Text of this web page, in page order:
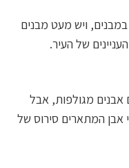
ויש מעט מבנים
של העיר.
אבנים מגולפות, אבל
אבן המתארים סירוס של